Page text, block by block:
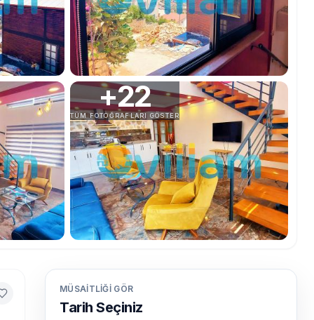
+22
TÜM FOTOĞRAFLARI GÖSTER
MÜSAITLIĞI GÖR
Tarih Seçiniz